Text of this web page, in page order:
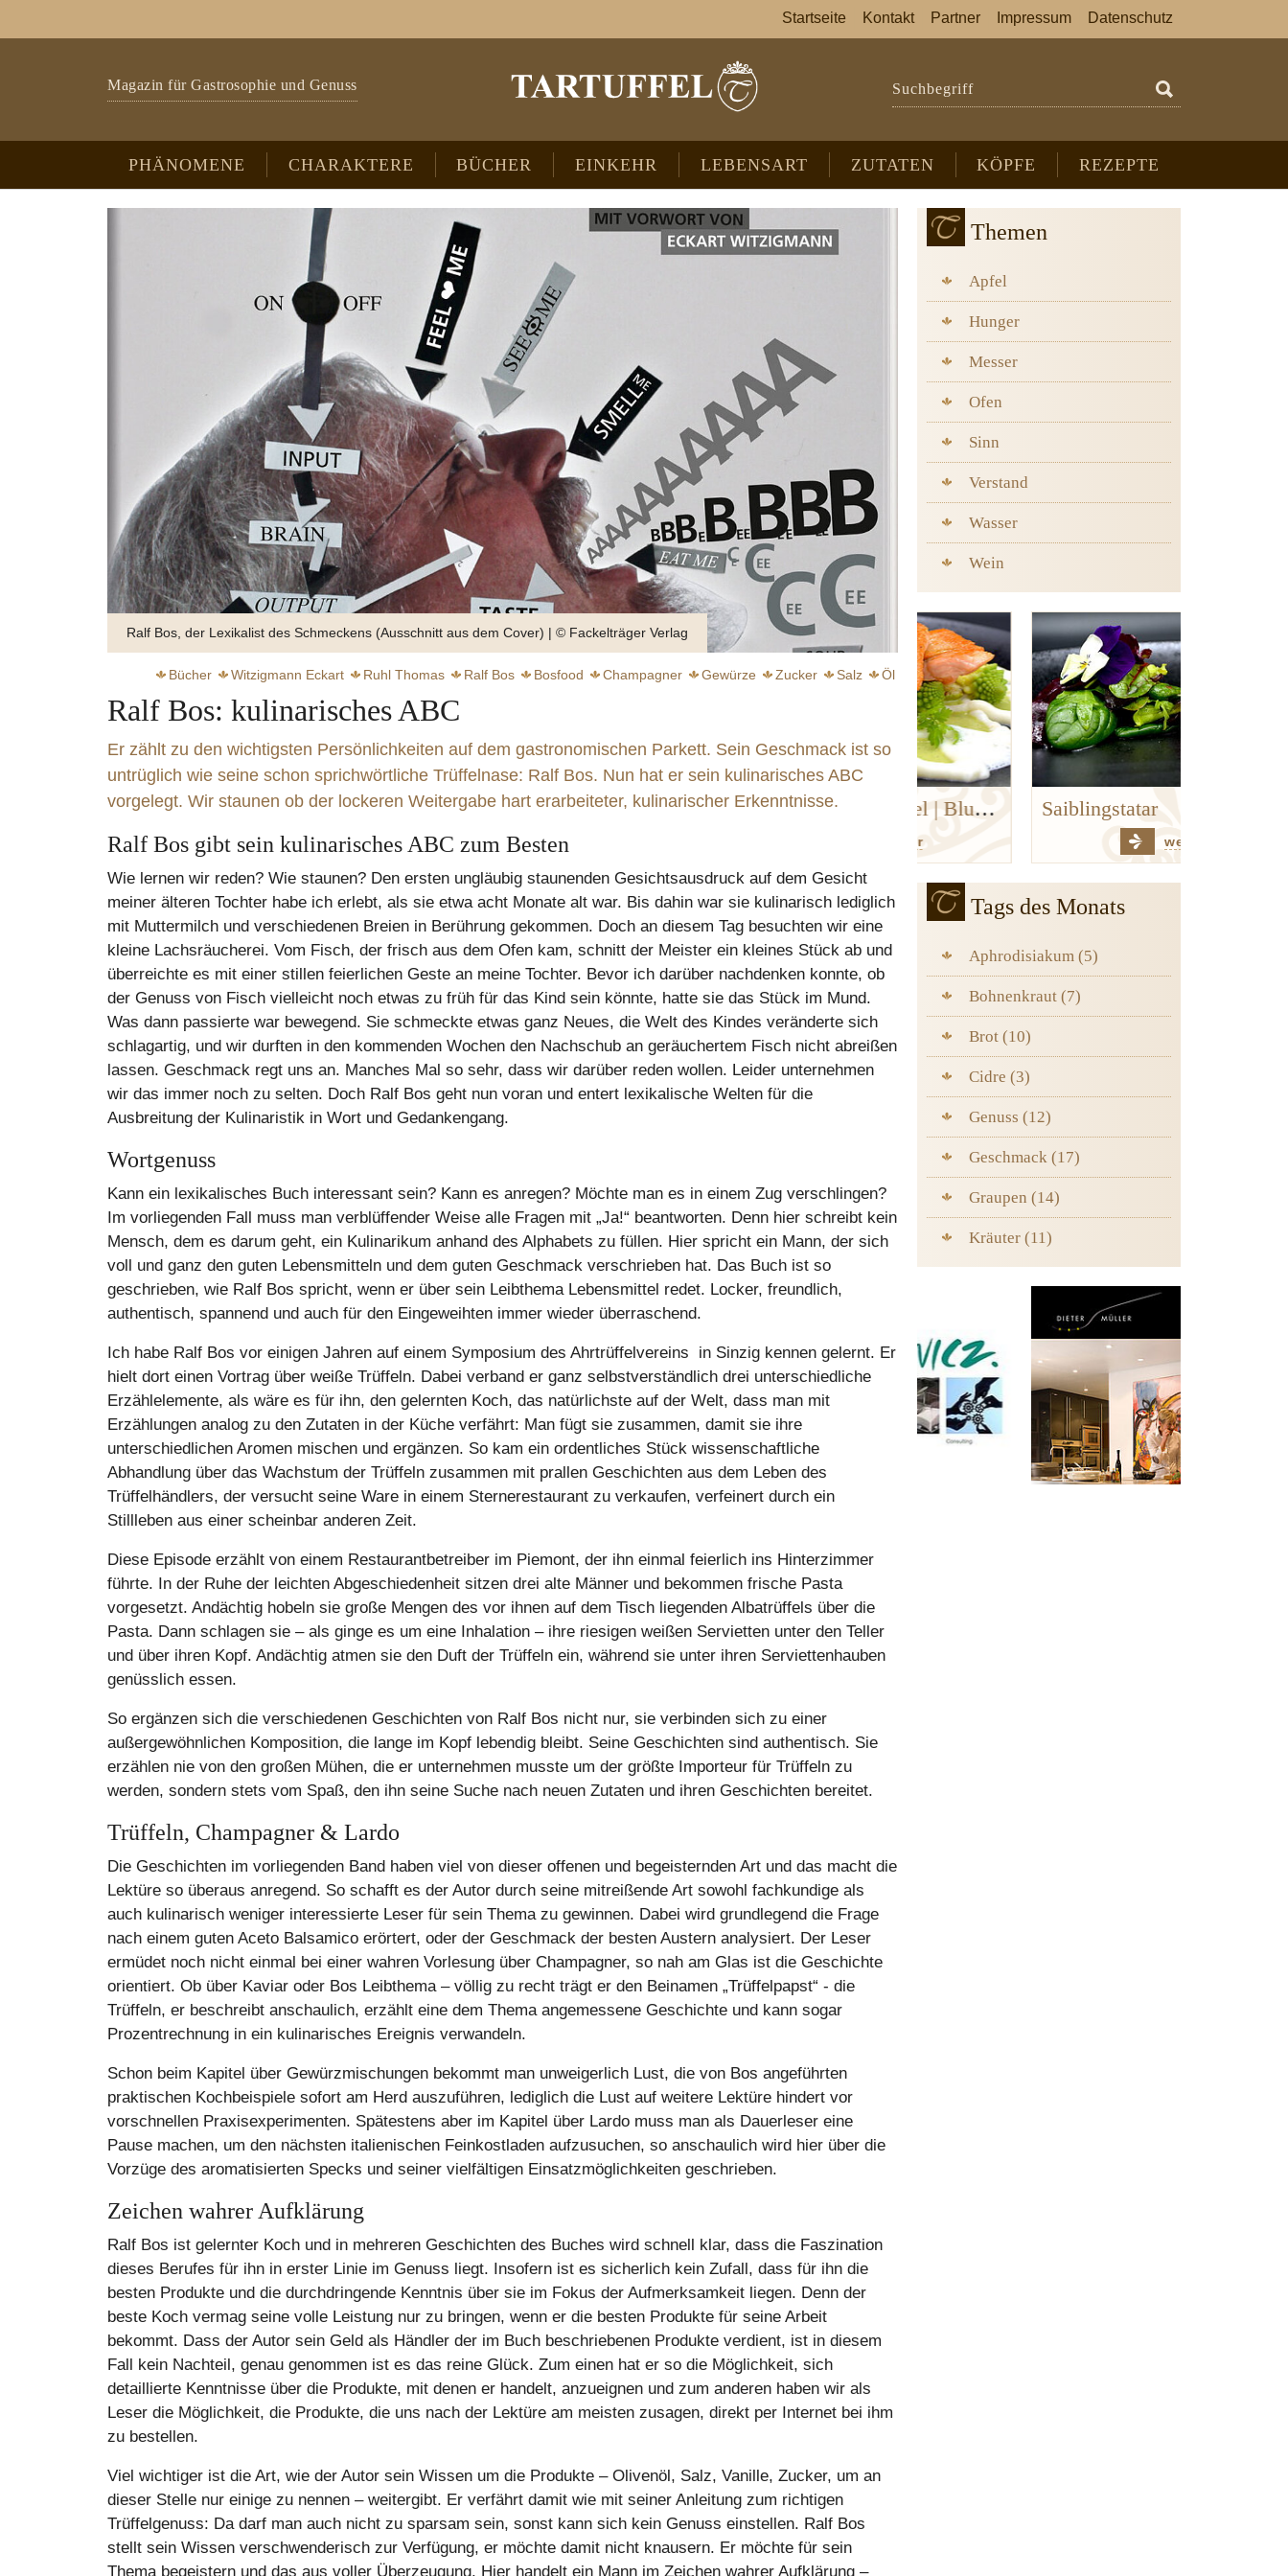
Magazin für Gastrosophie und Genuss Suchbegriff
PHÄNOMENE CHARAKTERE BÜCHER EINKEHR LEBENSART ZUTATEN KÖPFE REZEPTE
Startseite Kontakt Partner Impressum Datenschutz
Ralf Bos, der Lexikalist des Schmeckens (Ausschnitt aus dem Cover) | © Fackelträger Verlag
Bücher Witzigmann Eckart Ruhl Thomas Ralf Bos Bosfood Champagner Gewürze Zucker Salz
Öl
Aufklärung
Kant Immanuel
Ralf Bos: kulinarisches ABC
Er zählt zu den wichtigsten Persönlichkeiten auf dem gastronomischen Parkett. Sein Geschmack ist so
untrüglich wie seine schon sprichwörtliche Trüffelnase: Ralf Bos. Nun hat er sein kulinarisches ABC
vorgelegt. Wir staunen ob der lockeren Weitergabe hart erarbeiteter, kulinarischer Erkenntnisse.
Ralf Bos gibt sein kulinarisches ABC zum Besten
Wie lernen wir reden? Wie staunen? Den ersten ungläubig staunenden Gesichtsausdruck auf dem Gesicht
meiner älteren Tochter habe ich erlebt, als sie etwa acht Monate alt war. Bis dahin war sie kulinarisch lediglich
mit Muttermilch und verschiedenen Breien in Berührung gekommen. Doch an diesem Tag besuchten wir eine
kleine Lachsräucherei. Vom Fisch, der frisch aus dem Ofen kam, schnitt der Meister ein kleines Stück ab und
überreichte es mit einer stillen feierlichen Geste an meine Tochter. Bevor ich darüber nachdenken konnte, ob
der Genuss von Fisch vielleicht noch etwas zu früh für das Kind sein könnte, hatte sie das Stück im Mund.
Was dann passierte war bewegend. Sie schmeckte etwas ganz Neues, die Welt des Kindes veränderte sich
schlagartig, und wir durften in den kommenden Wochen den Nachschub an geräuchertem Fisch nicht abreißen
lassen. Geschmack regt uns an. Manches Mal so sehr, dass wir darüber reden wollen. Leider unternehmen
wir das immer noch zu selten. Doch Ralf Bos geht nun voran und entert lexikalische Welten für die
Ausbreitung der Kulinaristik in Wort und Gedankengang.
Wortgenuss
Kann ein lexikalisches Buch interessant sein? Kann es anregen? Möchte man es in einem Zug verschlingen?
Im vorliegenden Fall muss man verblüffender Weise alle Fragen mit „Ja!“ beantworten. Denn hier schreibt kein
Mensch, dem es darum geht, ein Kulinarikum anhand des Alphabets zu füllen. Hier spricht ein Mann, der sich
voll und ganz den guten Lebensmitteln und dem guten Geschmack verschrieben hat. Das Buch ist so
geschrieben, wie Ralf Bos spricht, wenn er über sein Leibthema Lebensmittel redet. Locker, freundlich,
authentisch, spannend und auch für den Eingeweihten immer wieder überraschend.
Ich habe Ralf Bos vor einigen Jahren auf einem Symposium des Ahrtrüffelvereins in Sinzig kennen gelernt. Er
hielt dort einen Vortrag über weiße Trüffeln. Dabei verband er ganz selbstverständlich drei unterschiedliche
Erzählelemente, als wäre es für ihn, den gelernten Koch, das natürlichste auf der Welt, dass man mit
Erzählungen analog zu den Zutaten in der Küche verfährt: Man fügt sie zusammen, damit sie ihre
unterschiedlichen Aromen mischen und ergänzen. So kam ein ordentliches Stück wissenschaftliche
Abhandlung über das Wachstum der Trüffeln zusammen mit prallen Geschichten aus dem Leben des
Trüffelhändlers, der versucht seine Ware in einem Sternerestaurant zu verkaufen, verfeinert durch ein
Stillleben aus einer scheinbar anderen Zeit.
Diese Episode erzählt von einem Restaurantbetreiber im Piemont, der ihn einmal feierlich ins Hinterzimmer
führte. In der Ruhe der leichten Abgeschiedenheit sitzen drei alte Männer und bekommen frische Pasta
vorgesetzt. Andächtig hobeln sie große Mengen des vor ihnen auf dem Tisch liegenden Albatrüffels über die
Pasta. Dann schlagen sie – als ginge es um eine Inhalation – ihre riesigen weißen Servietten unter den Teller
und über ihren Kopf. Andächtig atmen sie den Duft der Trüffeln ein, während sie unter ihren Serviettenhauben
genüsslich essen.
So ergänzen sich die verschiedenen Geschichten von Ralf Bos nicht nur, sie verbinden sich zu einer
außergewöhnlichen Komposition, die lange im Kopf lebendig bleibt. Seine Geschichten sind authentisch. Sie
erzählen nie von den großen Mühen, die er unternehmen musste um der größte Importeur für Trüffeln zu
werden, sondern stets vom Spaß, den ihn seine Suche nach neuen Zutaten und ihren Geschichten bereitet.
Trüffeln, Champagner & Lardo
Die Geschichten im vorliegenden Band haben viel von dieser offenen und begeisternden Art und das macht die
Lektüre so überaus anregend. So schafft es der Autor durch seine mitreißende Art sowohl fachkundige als
auch kulinarisch weniger interessierte Leser für sein Thema zu gewinnen. Dabei wird grundlegend die Frage
nach einem guten Aceto Balsamico erörtert, oder der Geschmack der besten Austern analysiert. Der Leser
ermüdet noch nicht einmal bei einer wahren Vorlesung über Champagner, so nah am Glas ist die Geschichte
orientiert. Ob über Kaviar oder Bos Leibthema – völlig zu recht trägt er den Beinamen „Trüffelpapst“ - die
Trüffeln, er beschreibt anschaulich, erzählt eine dem Thema angemessene Geschichte und kann sogar
Prozentrechnung in ein kulinarisches Ereignis verwandeln.
Schon beim Kapitel über Gewürzmischungen bekommt man unweigerlich Lust, die von Bos angeführten
praktischen Kochbeispiele sofort am Herd auszuführen, lediglich die Lust auf weitere Lektüre hindert vor
vorschnellen Praxisexperimenten. Spätestens aber im Kapitel über Lardo muss man als Dauerleser eine
Pause machen, um den nächsten italienischen Feinkostladen aufzusuchen, so anschaulich wird hier über die
Vorzüge des aromatisierten Specks und seiner vielfältigen Einsatzmöglichkeiten geschrieben.
Zeichen wahrer Aufklärung
Ralf Bos ist gelernter Koch und in mehreren Geschichten des Buches wird schnell klar, dass die Faszination
dieses Berufes für ihn in erster Linie im Genuss liegt. Insofern ist es sicherlich kein Zufall, dass für ihn die
besten Produkte und die durchdringende Kenntnis über sie im Fokus der Aufmerksamkeit liegen. Denn der
beste Koch vermag seine volle Leistung nur zu bringen, wenn er die besten Produkte für seine Arbeit
bekommt. Dass der Autor sein Geld als Händler der im Buch beschriebenen Produkte verdient, ist in diesem
Fall kein Nachteil, genau genommen ist es das reine Glück. Zum einen hat er so die Möglichkeit, sich
detaillierte Kenntnisse über die Produkte, mit denen er handelt, anzueignen und zum anderen haben wir als
Leser die Möglichkeit, die Produkte, die uns nach der Lektüre am meisten zusagen, direkt per Internet bei ihm
zu bestellen.
Viel wichtiger ist die Art, wie der Autor sein Wissen um die Produkte – Olivenöl, Salz, Vanille, Zucker, um an
dieser Stelle nur einige zu nennen – weitergibt. Er verfährt damit wie mit seiner Anleitung zum richtigen
Trüffelgenuss: Da darf man auch nicht zu sparsam sein, sonst kann sich kein Genuss einstellen. Ralf Bos
stellt sein Wissen verschwenderisch zur Verfügung, er möchte damit nicht knausern. Er möchte für sein
Thema begeistern und das aus voller Überzeugung. Hier handelt ein Mann im Zeichen wahrer Aufklärung –
Themen
Apfel
Hunger
Messer
Ofen
Sinn
Verstand
Wasser
Wein
Zart schwebender Genuss
weiter
Saiblingstatar
Tags des Monats
Aphrodisiakum (5)
Bohnenkraut (7)
Brot (10)
Cidre (3)
Genuss (12)
Geschmack (17)
Graupen (14)
Kräuter (11)